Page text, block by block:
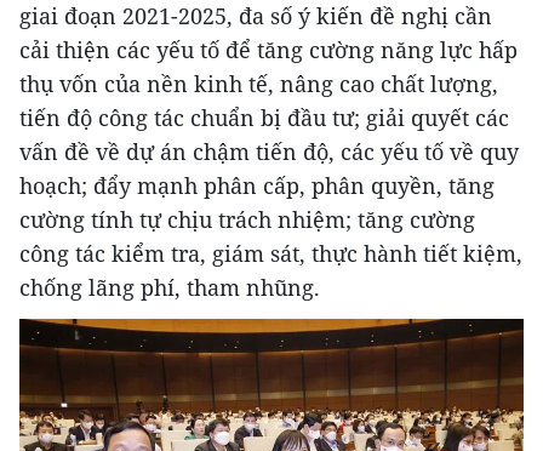
giai đoạn 2021-2025, đa số ý kiến đề nghị cần
cải thiện các yếu tố để tăng cường năng lực hấp
thụ vốn của nền kinh tế, nâng cao chất lượng,
tiến độ công tác chuẩn bị đầu tư; giải quyết các
vấn đề về dự án chậm tiến độ, các yếu tố về quy
hoạch; đẩy mạnh phân cấp, phân quyền, tăng
cường tính tự chịu trách nhiệm; tăng cường
công tác kiểm tra, giám sát, thực hành tiết kiệm,
chống lãng phí, tham nhũng.